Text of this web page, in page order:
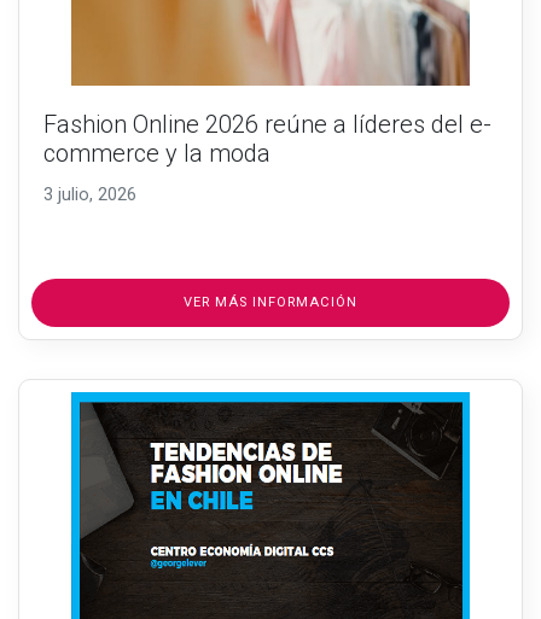
Fashion Online 2026 reúne a líderes del e-
commerce y la moda
3 julio, 2026
VER MÁS INFORMACIÓN